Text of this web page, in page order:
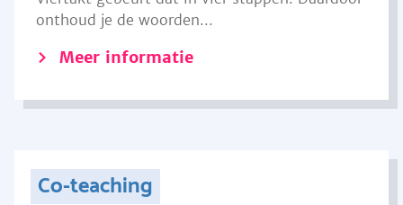
onthoud je de woorden...
Meer informatie
Co-teaching